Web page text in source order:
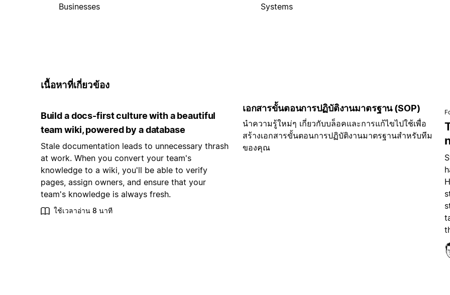
Businesses
Systems
เนื้อหาที่เกี่ยวข้อง
Build a docs-first culture with a beautiful
team wiki, powered by a database
Stale documentation leads to unnecessary thrash
at work. When you convert your team's
knowledge to a wiki, you'll be able to verify
pages, assign owners, and ensure that your
team's knowledge is always fresh.
ใช้เวลาอ่าน 8 นาที
เอกสารขั้นตอนการปฏิบัติงานมาตรฐาน (SOP)
นำความรู้ใหม่ๆ เกี่ยวกับบล็อคและการแก้ไขไปใช้เพื่อ
สร้างเอกสารขั้นตอนการปฏิบัติงานมาตรฐานสำหรับทีม
ของคุณ